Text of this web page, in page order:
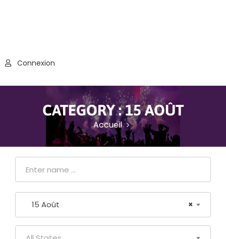
Connexion
CATEGORY :15 AOÛT
Accueil
×
15 Août